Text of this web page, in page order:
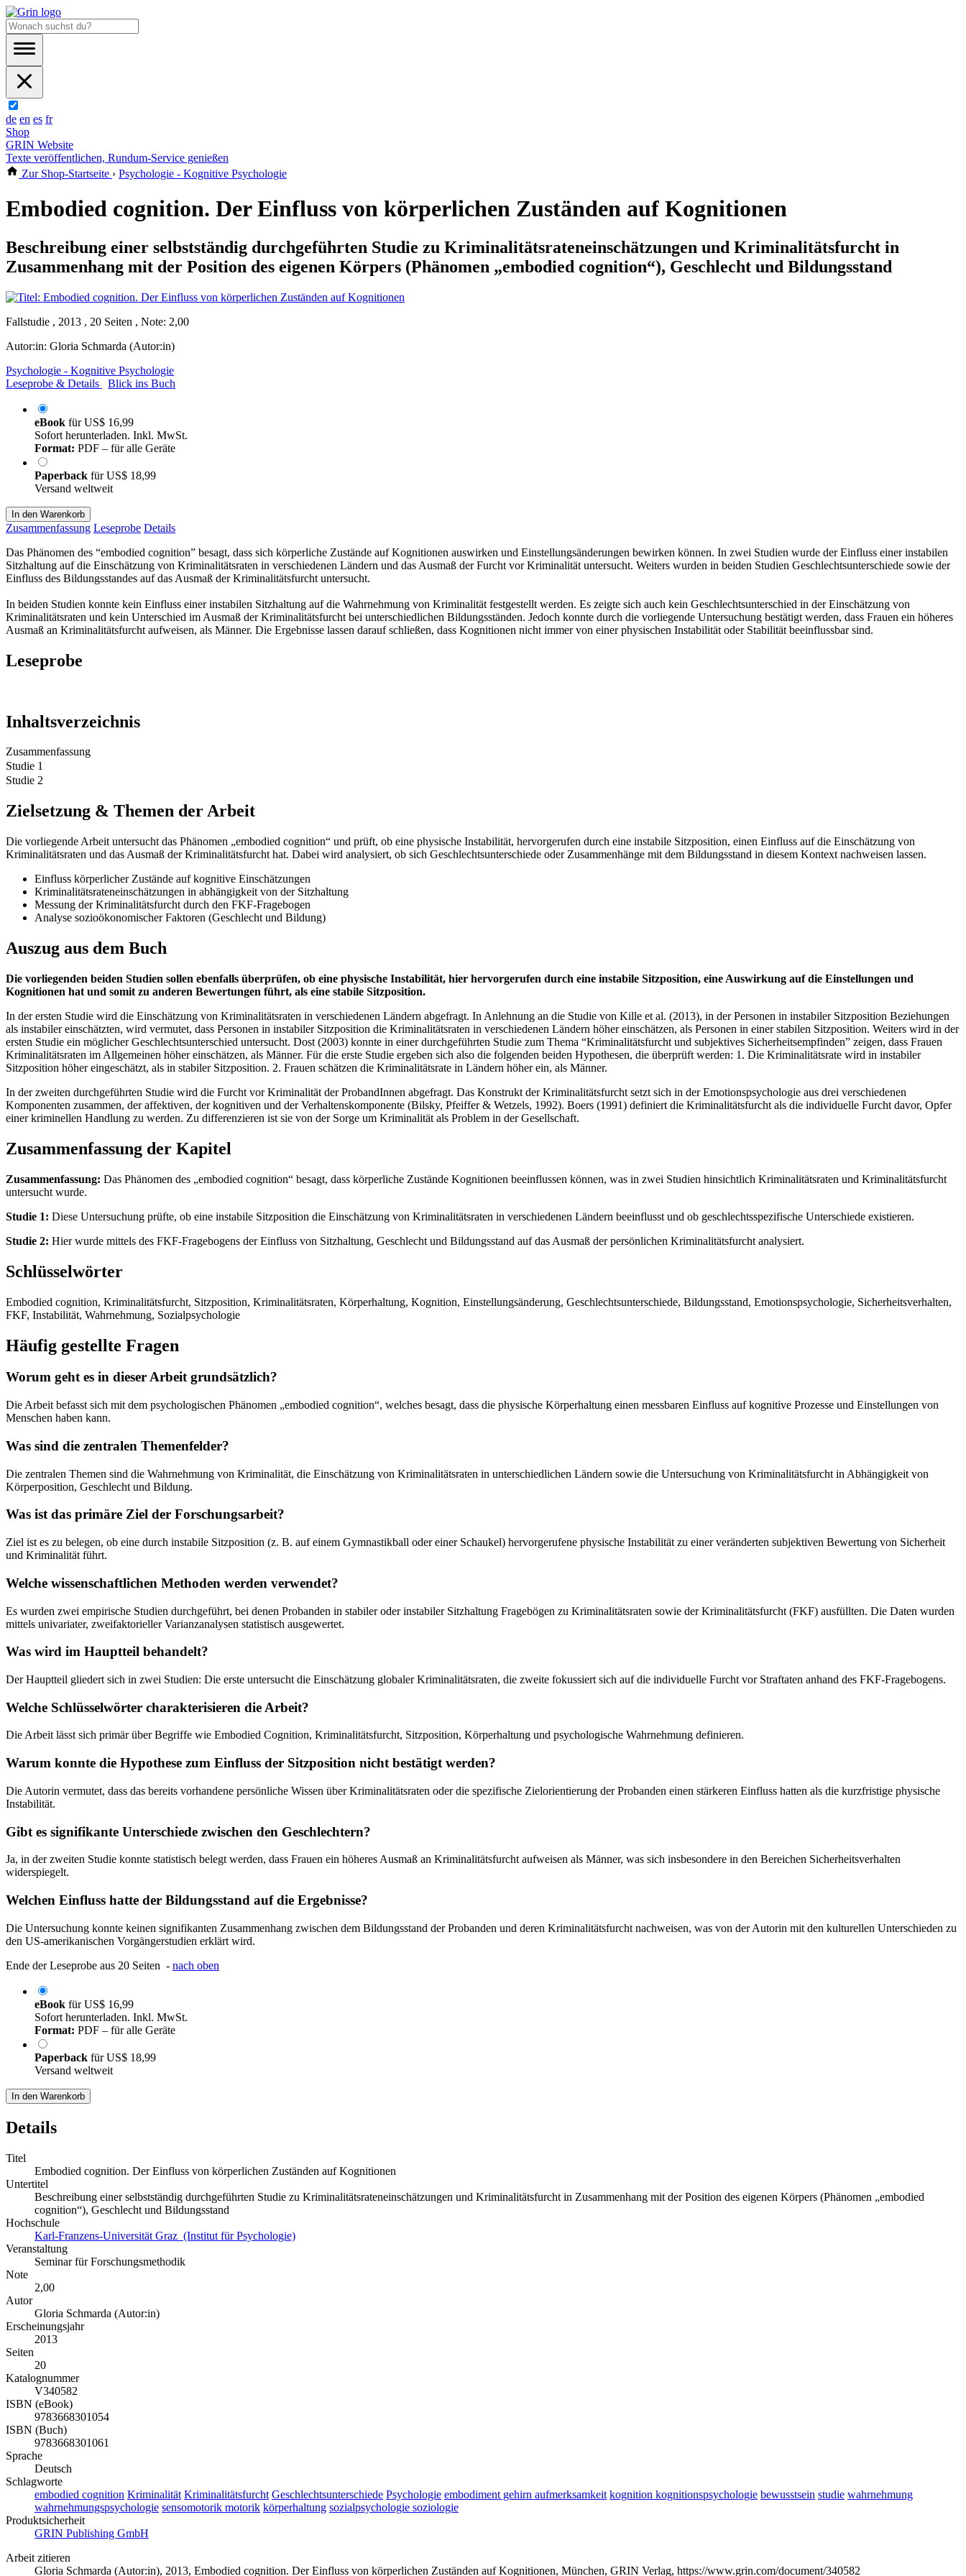
de en es fr
Shop
GRIN Website
Texte veröffentlichen, Rundum-Service genießen
Zur Shop-Startseite › Psychologie - Kognitive Psychologie
Embodied cognition. Der Einfluss von körperlichen Zuständen auf Kognitionen
Beschreibung einer selbstständig durchgeführten Studie zu Kriminalitätsrateneinschätzungen und Kriminalitätsfurcht in
Zusammenhang mit der Position des eigenen Körpers (Phänomen „embodied cognition“), Geschlecht und Bildungsstand
Fallstudie , 2013 , 20 Seiten , Note: 2,00
Autor:in: Gloria Schmarda (Autor:in)
Psychologie - Kognitive Psychologie
Leseprobe & Details
Blick ins Buch
eBook fürUS$ 16,99
Sofort herunterladen. Inkl. MwSt.
Format: PDF – für alle Geräte
Paperback fürUS$ 18,99
Versand weltweit
In den Warenkorb
Zusammenfassung Leseprobe Details
Das Phänomen des “embodied cognition” besagt, dass sich körperliche Zustände auf Kognitionen auswirken und Einstellungsänderungen bewirken können. In zwei Studien wurde der Einfluss einer instabilen
Sitzhaltung auf die Einschätzung von Kriminalitätsraten in verschiedenen Ländern und das Ausmaß der Furcht vor Kriminalität untersucht. Weiters wurden in beiden Studien Geschlechtsunterschiede sowie der
Einfluss des Bildungsstandes auf das Ausmaß der Kriminalitätsfurcht untersucht.
In beiden Studien konnte kein Einfluss einer instabilen Sitzhaltung auf die Wahrnehmung von Kriminalität festgestellt werden. Es zeigte sich auch kein Geschlechtsunterschied in der Einschätzung von
Kriminalitätsraten und kein Unterschied im Ausmaß der Kriminalitätsfurcht bei unterschiedlichen Bildungsständen. Jedoch konnte durch die vorliegende Untersuchung bestätigt werden, dass Frauen ein höheres
Ausmaß an Kriminalitätsfurcht aufweisen, als Männer. Die Ergebnisse lassen darauf schließen, dass Kognitionen nicht immer von einer physischen Instabilität oder Stabilität beeinflussbar sind.
Leseprobe
Inhaltsverzeichnis
Zusammenfassung
Studie 1
Studie 2
Zielsetzung & Themen der Arbeit
Die vorliegende Arbeit untersucht das Phänomen „embodied cognition“ und prüft, ob eine physische Instabilität, hervorgerufen durch eine instabile Sitzposition, einen Einfluss auf die Einschätzung von
Kriminalitätsraten und das Ausmaß der Kriminalitätsfurcht hat. Dabei wird analysiert, ob sich Geschlechtsunterschiede oder Zusammenhänge mit dem Bildungsstand in diesem Kontext nachweisen lassen.
Einfluss körperlicher Zustände auf kognitive Einschätzungen
Kriminalitätsrateneinschätzungen in abhängigkeit von der Sitzhaltung
Messung der Kriminalitätsfurcht durch den FKF-Fragebogen
Analyse sozioökonomischer Faktoren (Geschlecht und Bildung)
Auszug aus dem Buch
Die vorliegenden beiden Studien sollen ebenfalls überprüfen, ob eine physische Instabilität, hier hervorgerufen durch eine instabile Sitzposition, eine Auswirkung auf die Einstellungen und
Kognitionen hat und somit zu anderen Bewertungen führt, als eine stabile Sitzposition.
In der ersten Studie wird die Einschätzung von Kriminalitätsraten in verschiedenen Ländern abgefragt. In Anlehnung an die Studie von Kille et al. (2013), in der Personen in instabiler Sitzposition Beziehungen
als instabiler einschätzten, wird vermutet, dass Personen in instabiler Sitzposition die Kriminalitätsraten in verschiedenen Ländern höher einschätzen, als Personen in einer stabilen Sitzposition. Weiters wird in der
ersten Studie ein möglicher Geschlechtsunterschied untersucht. Dost (2003) konnte in einer durchgeführten Studie zum Thema “Kriminalitätsfurcht und subjektives Sicherheitsempfinden” zeigen, dass Frauen
Kriminalitätsraten im Allgemeinen höher einschätzen, als Männer. Für die erste Studie ergeben sich also die folgenden beiden Hypothesen, die überprüft werden: 1. Die Kriminalitätsrate wird in instabiler
Sitzposition höher eingeschätzt, als in stabiler Sitzposition. 2. Frauen schätzen die Kriminalitätsrate in Ländern höher ein, als Männer.
In der zweiten durchgeführten Studie wird die Furcht vor Kriminalität der ProbandInnen abgefragt. Das Konstrukt der Kriminalitätsfurcht setzt sich in der Emotionspsychologie aus drei verschiedenen
Komponenten zusammen, der affektiven, der kognitiven und der Verhaltenskomponente (Bilsky, Pfeiffer & Wetzels, 1992). Boers (1991) definiert die Kriminalitätsfurcht als die individuelle Furcht davor, Opfer
einer kriminellen Handlung zu werden. Zu differenzieren ist sie von der Sorge um Kriminalität als Problem in der Gesellschaft.
Zusammenfassung der Kapitel
Zusammenfassung: Das Phänomen des „embodied cognition“ besagt, dass körperliche Zustände Kognitionen beeinflussen können, was in zwei Studien hinsichtlich Kriminalitätsraten und Kriminalitätsfurcht
untersucht wurde.
Studie 1: Diese Untersuchung prüfte, ob eine instabile Sitzposition die Einschätzung von Kriminalitätsraten in verschiedenen Ländern beeinflusst und ob geschlechtsspezifische Unterschiede existieren.
Studie 2: Hier wurde mittels des FKF-Fragebogens der Einfluss von Sitzhaltung, Geschlecht und Bildungsstand auf das Ausmaß der persönlichen Kriminalitätsfurcht analysiert.
Schlüsselwörter
Embodied cognition, Kriminalitätsfurcht, Sitzposition, Kriminalitätsraten, Körperhaltung, Kognition, Einstellungsänderung, Geschlechtsunterschiede, Bildungsstand, Emotionspsychologie, Sicherheitsverhalten,
FKF, Instabilität, Wahrnehmung, Sozialpsychologie
Häufig gestellte Fragen
Worum geht es in dieser Arbeit grundsätzlich?
Die Arbeit befasst sich mit dem psychologischen Phänomen „embodied cognition“, welches besagt, dass die physische Körperhaltung einen messbaren Einfluss auf kognitive Prozesse und Einstellungen von
Menschen haben kann.
Was sind die zentralen Themenfelder?
Die zentralen Themen sind die Wahrnehmung von Kriminalität, die Einschätzung von Kriminalitätsraten in unterschiedlichen Ländern sowie die Untersuchung von Kriminalitätsfurcht in Abhängigkeit von
Körperposition, Geschlecht und Bildung.
Was ist das primäre Ziel der Forschungsarbeit?
Ziel ist es zu belegen, ob eine durch instabile Sitzposition (z. B. auf einem Gymnastikball oder einer Schaukel) hervorgerufene physische Instabilität zu einer veränderten subjektiven Bewertung von Sicherheit
und Kriminalität führt.
Welche wissenschaftlichen Methoden werden verwendet?
Es wurden zwei empirische Studien durchgeführt, bei denen Probanden in stabiler oder instabiler Sitzhaltung Fragebögen zu Kriminalitätsraten sowie der Kriminalitätsfurcht (FKF) ausfüllten. Die Daten wurden
mittels univariater, zweifaktorieller Varianzanalysen statistisch ausgewertet.
Was wird im Hauptteil behandelt?
Der Hauptteil gliedert sich in zwei Studien: Die erste untersucht die Einschätzung globaler Kriminalitätsraten, die zweite fokussiert sich auf die individuelle Furcht vor Straftaten anhand des FKF-Fragebogens.
Welche Schlüsselwörter charakterisieren die Arbeit?
Die Arbeit lässt sich primär über Begriffe wie Embodied Cognition, Kriminalitätsfurcht, Sitzposition, Körperhaltung und psychologische Wahrnehmung definieren.
Warum konnte die Hypothese zum Einfluss der Sitzposition nicht bestätigt werden?
Die Autorin vermutet, dass das bereits vorhandene persönliche Wissen über Kriminalitätsraten oder die spezifische Zielorientierung der Probanden einen stärkeren Einfluss hatten als die kurzfristige physische
Instabilität.
Gibt es signifikante Unterschiede zwischen den Geschlechtern?
Ja, in der zweiten Studie konnte statistisch belegt werden, dass Frauen ein höheres Ausmaß an Kriminalitätsfurcht aufweisen als Männer, was sich insbesondere in den Bereichen Sicherheitsverhalten
widerspiegelt.
Welchen Einfluss hatte der Bildungsstand auf die Ergebnisse?
Die Untersuchung konnte keinen signifikanten Zusammenhang zwischen dem Bildungsstand der Probanden und deren Kriminalitätsfurcht nachweisen, was von der Autorin mit den kulturellen Unterschieden zu
den US-amerikanischen Vorgängerstudien erklärt wird.
Ende der Leseprobe aus 20 Seiten - nach oben
eBook fürUS$ 16,99
Sofort herunterladen. Inkl. MwSt.
Format: PDF – für alle Geräte
Paperback fürUS$ 18,99
Versand weltweit
In den Warenkorb
Details
Titel
Embodied cognition. Der Einfluss von körperlichen Zuständen auf Kognitionen
Untertitel
Beschreibung einer selbstständig durchgeführten Studie zu Kriminalitätsrateneinschätzungen und Kriminalitätsfurcht in Zusammenhang mit der Position des eigenen Körpers (Phänomen „embodied
cognition“), Geschlecht und Bildungsstand
Hochschule
Karl-Franzens-Universität Graz (Institut für Psychologie)
Veranstaltung
Seminar für Forschungsmethodik
Note
2,00
Autor
Gloria Schmarda (Autor:in)
Erscheinungsjahr
2013
Seiten
20
Katalognummer
V340582
ISBN (eBook)
9783668301054
ISBN (Buch)
9783668301061
Sprache
Deutsch
Schlagworte
embodied cognition Kriminalität Kriminalitätsfurcht Geschlechtsunterschiede Psychologie embodiment gehirn aufmerksamkeit kognition kognitionspsychologie bewusstsein studie wahrnehmung
wahrnehmungspsychologie sensomotorik motorik körperhaltung sozialpsychologie soziologie
Produktsicherheit
GRIN Publishing GmbH
Arbeit zitieren
Gloria Schmarda (Autor:in), 2013, Embodied cognition. Der Einfluss von körperlichen Zuständen auf Kognitionen, München, GRIN Verlag, https://www.grin.com/document/340582